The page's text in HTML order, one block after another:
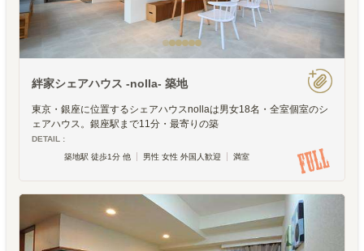
絆家シェアハウス -nolla- 築地
東京・銀座に位置するシェアハウスnollaは男女18名・全室個室のシ
ェアハウス。銀座駅まで11分・最寄りの築
DETAIL :
築地駅 徒歩1分 他
男性 女性 外国人歓迎 満室